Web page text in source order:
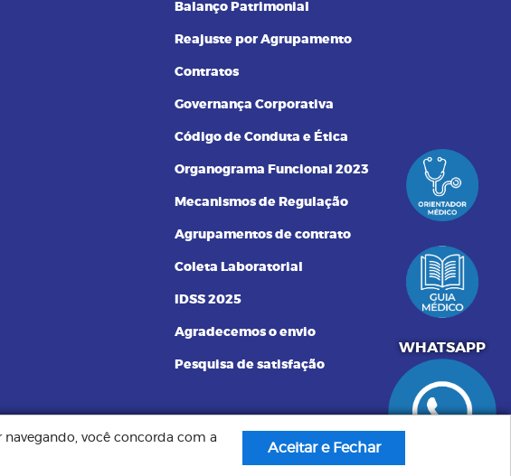
Balanço Patrimonial
Reajuste por Agrupamento
Contratos
Governança Corporativa
Código de Conduta e Ética
Organograma Funcional 2023
Mecanismos de Regulação
Agrupamentos de contrato
Coleta Laboratorial
IDSS 2025
Agradecemos o envio
Pesquisa de satisfação
e material fornecidos pelo
Criação de Sites: GV8 Sites & Sistemas
551340072250
WHATSAPP
navegando, você concorda com a
Aceitar e Fechar